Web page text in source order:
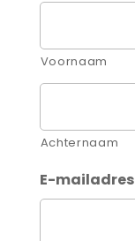
Voornaam
Achternaam
E-mailadres